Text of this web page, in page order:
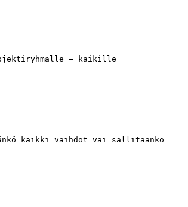
– kaikille
kaikki vaihdot vai sallitaanko